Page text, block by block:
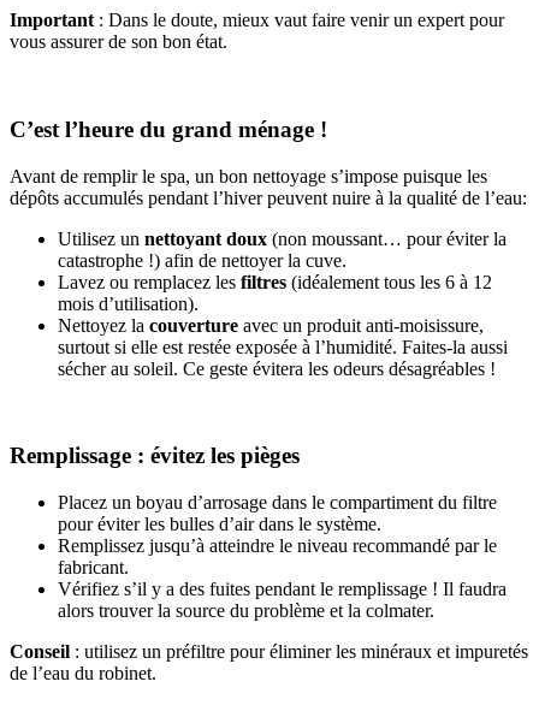
Important : Dans le doute, mieux vaut faire venir un expert pour
vous assurer de son bon état.
C’est l’heure du grand ménage !
Avant de remplir le spa, un bon nettoyage s’impose puisque les
dépôts accumulés pendant l’hiver peuvent nuire à la qualité de l’eau:
Utilisez un nettoyant doux (non moussant… pour éviter la
catastrophe !) afin de nettoyer la cuve.
Lavez ou remplacez les filtres (idéalement tous les 6 à 12
mois d’utilisation).
Nettoyez la couverture avec un produit anti-moisissure,
surtout si elle est restée exposée à l’humidité. Faites-la aussi
sécher au soleil. Ce geste évitera les odeurs désagréables !
Remplissage : évitez les pièges
Placez un boyau d’arrosage dans le compartiment du filtre
pour éviter les bulles d’air dans le système.
Remplissez jusqu’à atteindre le niveau recommandé par le
fabricant.
Vérifiez s’il y a des fuites pendant le remplissage ! Il faudra
alors trouver la source du problème et la colmater.
Conseil : utilisez un préfiltre pour éliminer les minéraux et impuretés
de l’eau du robinet.